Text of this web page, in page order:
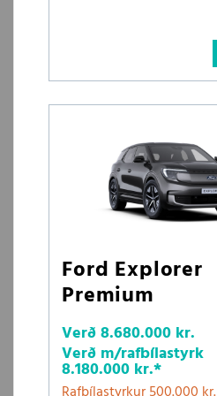
Ford Explorer
Premium
Verð8.680.000 kr.
Verð m/rafbílastyrk
8.180.000 kr.*